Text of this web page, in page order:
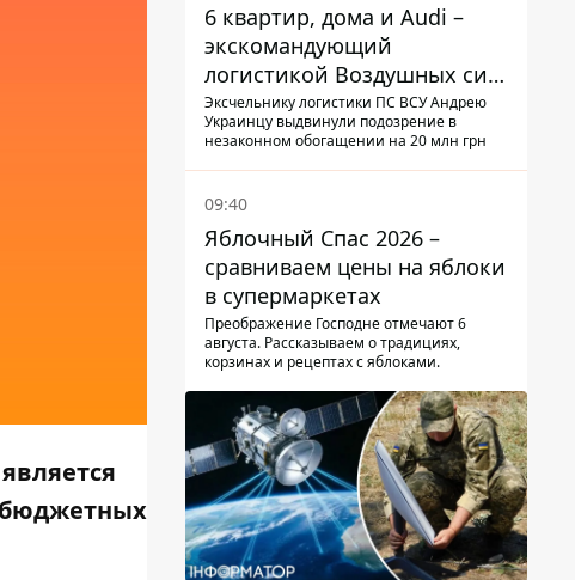
бюджетных
6 квартир, дома и Audi –
экскомандующий
логистикой Воздушных сил
ВСУ получил новое
подозрение
Эксчельнику логистики ПС ВСУ Андрею
Украинцу выдвинули подозрение в
незаконном обогащении на 20 млн грн
09:40
Яблочный Спас 2026 –
сравниваем цены на яблоки
в супермаркетах
Преображение Господне отмечают 6
августа. Рассказываем о традициях,
корзинах и рецептах с яблоками.